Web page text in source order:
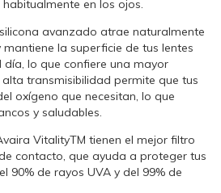
en los ojos.
avanzado atrae naturalmente
la superficie de tus lentes
lo que confiere una mayor
transmisibilidad permite que tus
oxígeno que necesitan, lo que
y saludables.
VitalityTM tienen el mejor filtro
contacto, que ayuda a proteger tus
90% de rayos UVA y del 99% de